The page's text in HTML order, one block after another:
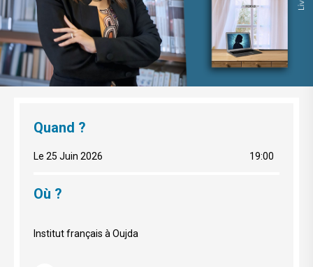
Quand ?
Le 25 Juin 2026 19:00
Où ?
Institut français à Oujda